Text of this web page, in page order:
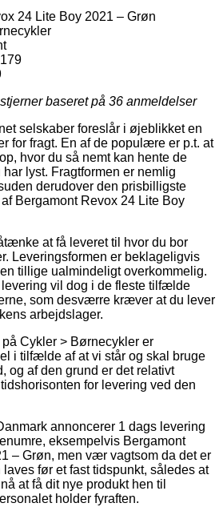
24 Lite Boy 2021 – Grøn
baseret på 36 anmeldelser
selskaber foreslår i øjeblikket en
for fragt. En af de populære er p.t. at
hvor du så nemt kan hente de
lyst. Fragtformen er nemlig
derudover den prisbilligste
Bergamont Revox 24 Lite Boy
at få leveret til hvor du bor
Leveringsformen er beklageligvis
tillige ualmindeligt overkommelig.
vil dog i de fleste tilfælde
som desværre kræver at du lever
arbejdslager.
Cykler > Børnecykler er
i tilfælde af at vi står og skal bruge
og af den grund er det relativt
for levering ved den
annoncerer 1 dags levering
eksempelvis Bergamont
– Grøn, men vær vagtsom da det er
før et fast tidspunkt, således at
at få dit nye produkt hen til
holder fyraften.